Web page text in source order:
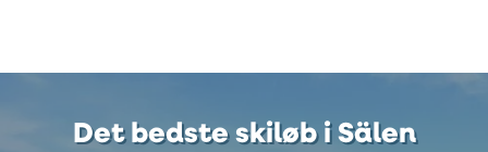
Det bedste skiløb i Sälen